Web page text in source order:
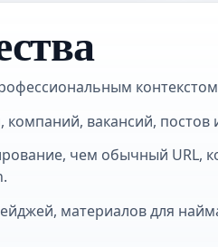
вакансий, постов
чем обычный URL,
материалов для